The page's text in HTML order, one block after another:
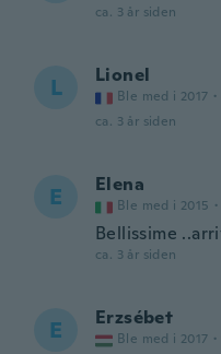
ca. 3 år siden
L Lionel
Ble med i 2017 ·
ca. 3 år siden
E Elena
Ble med i 2015 ·
Bellissime
ca. 3 år siden
E Erzsébet
Ble med i 2017 ·